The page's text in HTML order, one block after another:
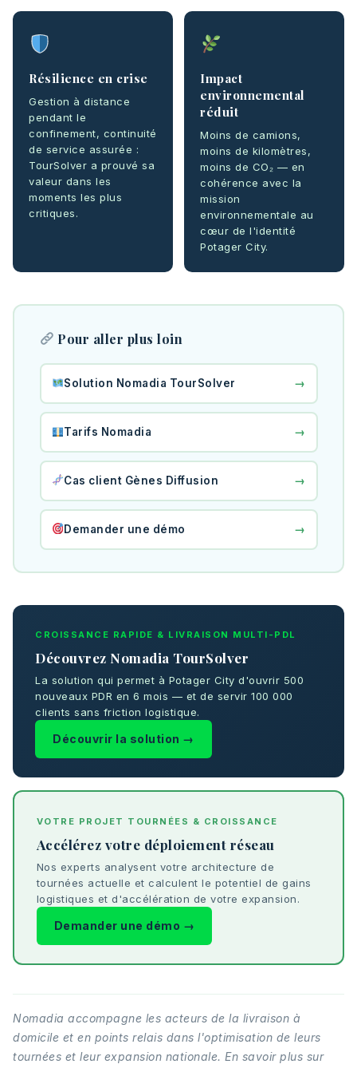
Résilience en crise
Gestion à distance
pendant le
confinement, continuité
de service assurée :
TourSolver a prouvé sa
valeur dans les
moments les plus
critiques.
Impact
environnemental
réduit
Moins de camions,
moins de kilomètres,
moins de CO₂ — en
cohérence avec la
mission
environnementale au
cœur de l'identité
Potager City.
Pour aller plus loin
Solution Nomadia TourSolver →
Tarifs Nomadia →
Cas client Gènes Diffusion →
Demander une démo →
CROISSANCE RAPIDE & LIVRAISON MULTI-PDL
Découvrez Nomadia TourSolver
La solution qui permet à Potager City d'ouvrir 500
nouveaux PDR en 6 mois — et de servir 100 000
clients sans friction logistique.
Découvrir la solution →
VOTRE PROJET TOURNÉES & CROISSANCE
Accélérez votre déploiement réseau
Nos experts analysent votre architecture de
tournées actuelle et calculent le potentiel de gains
logistiques et d'accélération de votre expansion.
Demander une démo →
Nomadia accompagne les acteurs de la livraison à
domicile et en points relais dans l'optimisation de leurs
tournées et leur expansion nationale. En savoir plus sur